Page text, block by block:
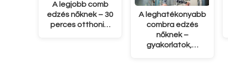
A legjobb comb
edzés nőknek – 30
perces otthoni…
A leghatékonyabb
combra edzés
nőknek –
gyakorlatok,…